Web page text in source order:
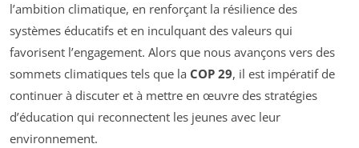
l’ambition climatique, en renforçant la résilience des
systèmes éducatifs et en inculquant des valeurs qui
favorisent l’engagement. Alors que nous avançons vers des
sommets climatiques tels que la COP 29, il est impératif de
continuer à discuter et à mettre en œuvre des stratégies
d’éducation qui reconnectent les jeunes avec leur
environnement.